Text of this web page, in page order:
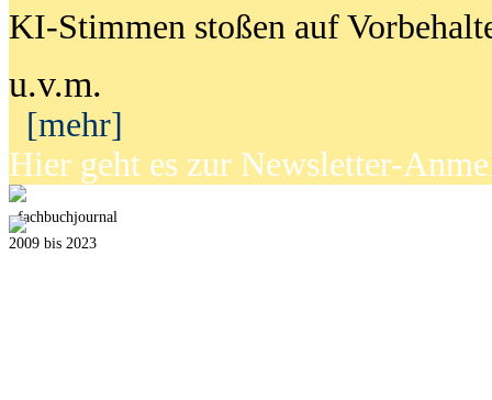
KI-Stimmen stoßen auf
u.v.m.
[mehr]
Hier geht es zur Newsletter-
fachbuchjournal
2009 bis 2023